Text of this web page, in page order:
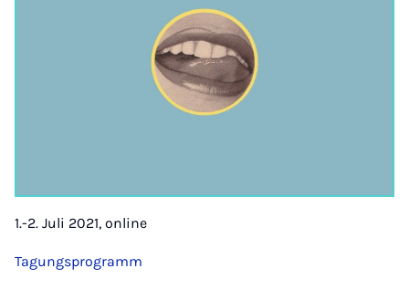
1.-2. Juli 2021, online
Tagungsprogramm